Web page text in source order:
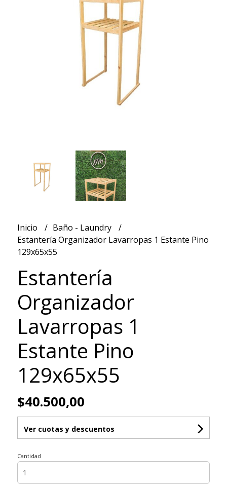
Inicio
Baño - Laundry
Estantería Organizador Lavarropas 1 Estante Pino
129x65x55
Estantería
Organizador
Lavarropas 1
Estante Pino
129x65x55
$40.500,00
Ver cuotas y descuentos
Cantidad